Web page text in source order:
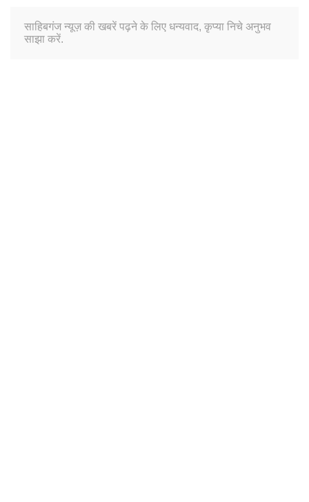
साहिबगंज न्यूज़ की खबरें पढ़ने के लिए धन्यवाद, कृप्या निचे अनुभव
साझा करें.